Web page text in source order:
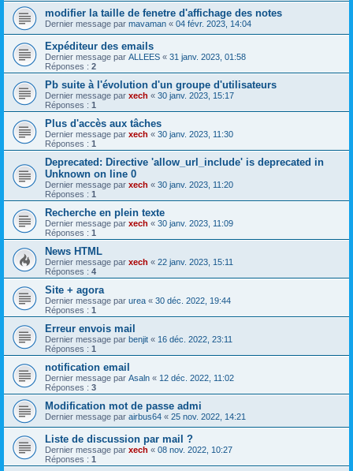
modifier la taille de fenetre d'affichage des notes
Dernier message par mavaman « 04 févr. 2023, 14:04
Expéditeur des emails
Dernier message par ALLEES « 31 janv. 2023, 01:58
Réponses : 2
Pb suite à l'évolution d'un groupe d'utilisateurs
Dernier message par xech « 30 janv. 2023, 15:17
Réponses : 1
Plus d'accès aux tâches
Dernier message par xech « 30 janv. 2023, 11:30
Réponses : 1
Deprecated: Directive 'allow_url_include' is deprecated in
Unknown on line 0
Dernier message par xech « 30 janv. 2023, 11:20
Réponses : 1
Recherche en plein texte
Dernier message par xech « 30 janv. 2023, 11:09
Réponses : 1
News HTML
Dernier message par xech « 22 janv. 2023, 15:11
Réponses : 4
Site + agora
Dernier message par urea « 30 déc. 2022, 19:44
Réponses : 1
Erreur envois mail
Dernier message par benjit « 16 déc. 2022, 23:11
Réponses : 1
notification email
Dernier message par Asaln « 12 déc. 2022, 11:02
Réponses : 3
Modification mot de passe admi
Dernier message par airbus64 « 25 nov. 2022, 14:21
Liste de discussion par mail ?
Dernier message par xech « 08 nov. 2022, 10:27
Réponses : 1